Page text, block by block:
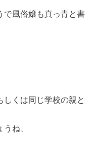
で風俗嬢も真っ青と書
くは同じ学校の親と
ね、